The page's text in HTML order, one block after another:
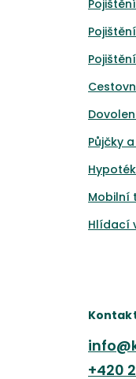
Půjčky
Mobilní
Hlídací
+420